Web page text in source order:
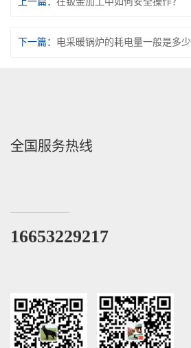
下一篇： 电采暖锅炉的耗电量一般是多少
全国服务热线
16653229217